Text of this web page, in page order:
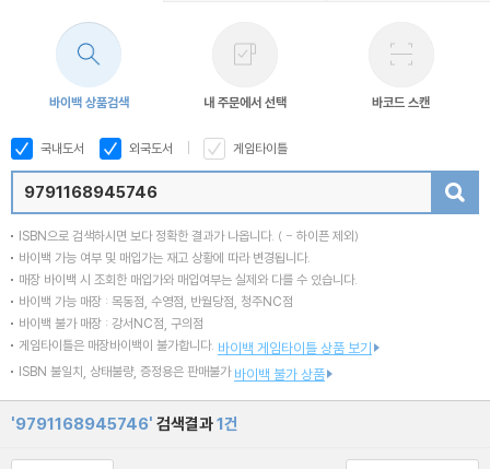
바이백 상품검색 내 주문에서 선택 바코드 스캔
국내도서 외국도서 게임타이틀
ISBN으로 검색하시면 보다 정확한 결과가 나옵니다. ( - 하이픈 제외)
바이백 가능 여부 및 매입가는 재고 상황에 따라 변경됩니다.
매장 바이백 시 조회한 매입가와 매입여부는 실제와 다를 수 있습니다.
바이백 가능 매장 : 목동점, 수영점, 반월당점, 청주NC점
바이백 불가 매장 : 강서NC점, 구의점
게임타이틀은 매장바이백이 불가합니다. 바이백 게임타이틀 상품 보기
ISBN 불일치, 상태불량, 증정용은 판매불가 바이백 불가 상품
'9791168945746' 검색결과1건